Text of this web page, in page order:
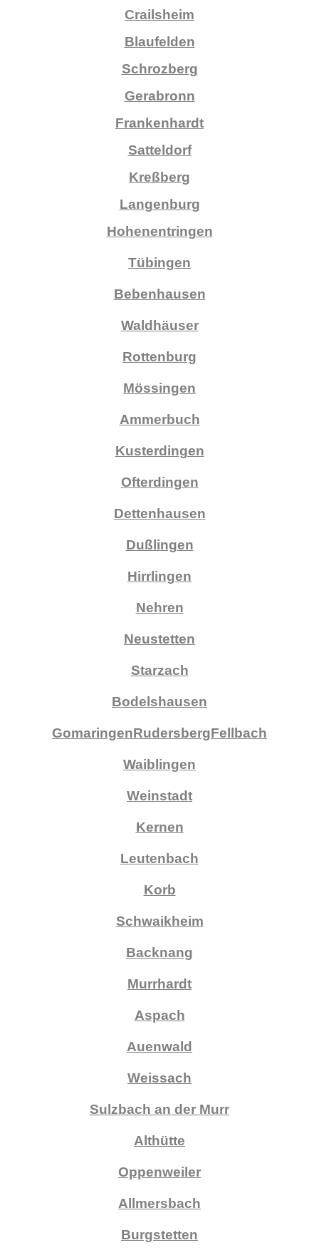
Crailsheim
Blaufelden
Schrozberg
Gerabronn
Frankenhardt
Satteldorf
Kreßberg
Langenburg
Hohenentringen
Tübingen
Bebenhausen
Waldhäuser
Rottenburg
Mössingen
Ammerbuch
Kusterdingen
Ofterdingen
Dettenhausen
Dußlingen
Hirrlingen
Nehren
Neustetten
Starzach
Bodelshausen
GomaringenRudersbergFellbach
Waiblingen
Weinstadt
Kernen
Leutenbach
Korb
Schwaikheim
Backnang
Murrhardt
Aspach
Auenwald
Weissach
Sulzbach an der Murr
Althütte
Oppenweiler
Allmersbach
Burgstetten